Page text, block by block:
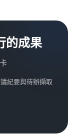
的成果
紀要與待辦擷取